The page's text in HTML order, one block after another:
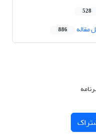
528
مقاله 886